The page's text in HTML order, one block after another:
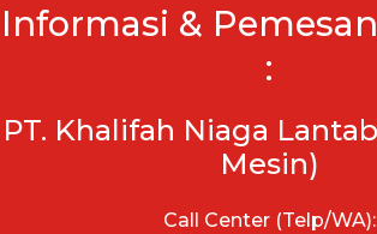
Informasi &
:
PT. Khalifah Niaga
Mesin)
Call Center (Telp/WA):